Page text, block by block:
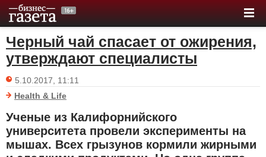
Черный чай спасает от ожирения,
утверждают специалисты
5.10.2017, 11:11
Health & Life
Ученые из Калифорнийского
университета провели эксперименты на
мышах. Всех грызунов кормили жирными